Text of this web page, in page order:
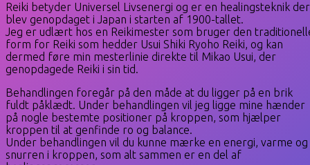
Reiki betyder Universel Livsenergi og er en healingsteknik der
blev genopdaget i Japan i starten af 1900-tallet.
Jeg er udlært hos en Reikimester som bruger den
form for Reiki som hedder Usui Shiki Ryoho Reiki, og kan
dermed føre min mesterlinie direkte til Mikao Usui, der
genopdagede Reiki i sin tid.
Behandlingen foregår på den måde at du ligger på en brik
fuldt påklædt. Under behandlingen vil jeg ligge mine hænder
på nogle bestemte positioner på kroppen, som hjælper
kroppen til at genfinde ro og balance.
Under behandlingen vil du kunne mærke en energi, varme og
snurren i kroppen, som alt sammen er en del af